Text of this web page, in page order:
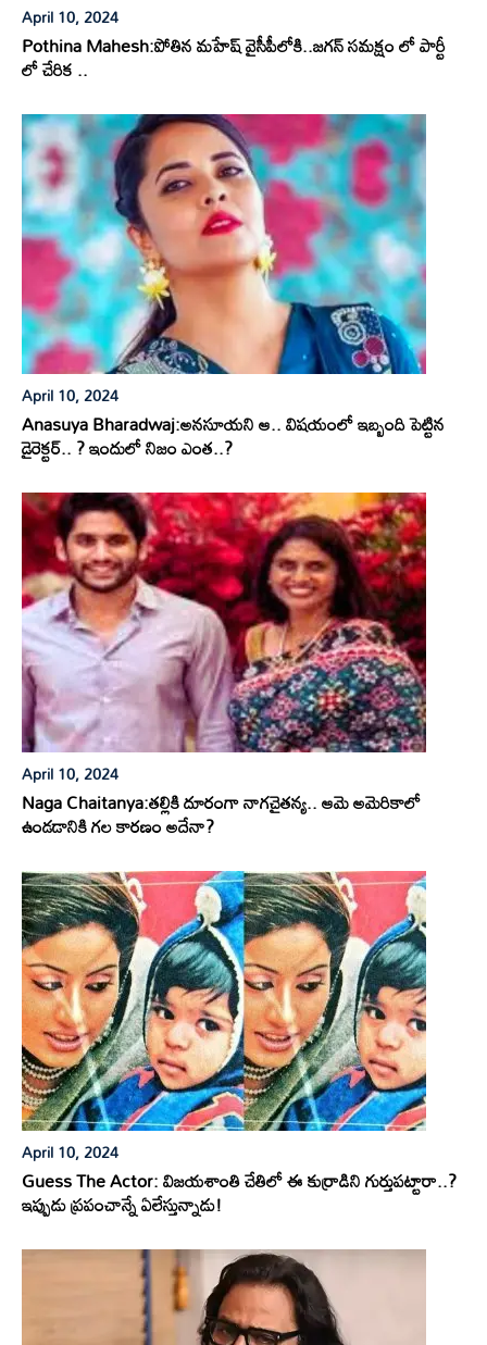
April 10, 2024
Pothina Mahesh:పోతిన మహేష్ వైసీపీలోకి..జగన్ సమక్షం లో పార్టీ
లో చేరిక ..
April 10, 2024
Anasuya Bharadwaj:అనసూయని ఆ.. విషయంలో ఇబ్బంది పెట్టిన
డైరెక్టర్.. ? ఇందులో నిజం ఎంత..?
April 10, 2024
Naga Chaitanya:తల్లికి దూరంగా నాగచైతన్య.. ఆమె అమెరికాలో
ఉండడానికి గల కారణం అదేనా?
April 10, 2024
Guess The Actor: విజయశాంతి చేతిలో ఈ కుర్రాడిని గుర్తుపట్టారా..?
ఇప్పుడు ప్రపంచాన్నే ఏలేస్తున్నాడు!